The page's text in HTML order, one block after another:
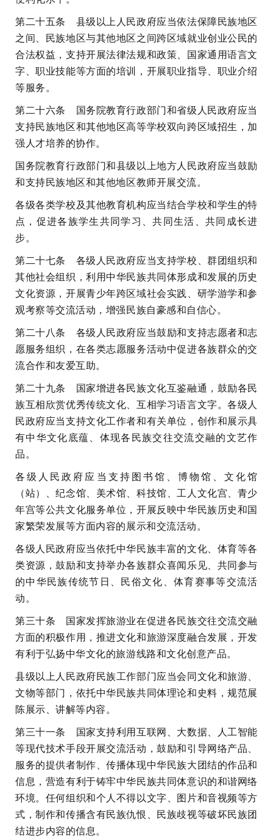
第二十五条 县级以上人民政府应当依法保障民族地区
之间、民族地区与其他地区之间跨区域就业创业公民的
合法权益，支持开展法律法规和政策、国家通用语言文
字、职业技能等方面的培训，开展职业指导、职业介绍
等服务。
第二十六条 国务院教育行政部门和省级人民政府应当
支持民族地区和其他地区高等学校双向跨区域招生，加
强人才培养的协作。
国务院教育行政部门和县级以上地方人民政府应当鼓励
和支持民族地区和其他地区教师开展交流。
各级各类学校及其他教育机构应当结合学校和学生的特
点，促进各族学生共同学习、共同生活、共同成长进
步。
第二十七条 各级人民政府应当支持学校、群团组织和
其他社会组织，利用中华民族共同体形成和发展的历史
文化资源，开展青少年跨区域社会实践、研学游学和参
观考察等交流活动，增强民族自豪感和自信心。
第二十八条 各级人民政府应当鼓励和支持志愿者和志
愿服务组织，在各类志愿服务活动中促进各族群众的交
流合作和友爱互助。
第二十九条 国家增进各民族文化互鉴融通，鼓励各民
族互相欣赏优秀传统文化、互相学习语言文字。各级人
民政府应当支持文化工作者和有关单位，创作和展示具
有中华文化底蕴、体现各民族交往交流交融的文艺作
品。
各级人民政府应当支持图书馆、博物馆、文化馆
（站）、纪念馆、美术馆、科技馆、工人文化宫、青少
年宫等公共文化服务单位，开展反映中华民族历史和国
家繁荣发展等方面内容的展示和交流活动。
各级人民政府应当依托中华民族丰富的文化、体育等各
类资源，鼓励和支持举办各族群众喜闻乐见、共同参与
的中华民族传统节日、民俗文化、体育赛事等交流活
动。
第三十条 国家发挥旅游业在促进各民族交往交流交融
方面的积极作用，推进文化和旅游深度融合发展，开发
有利于弘扬中华文化的旅游线路和文化创意产品。
县级以上人民政府民族工作部门应当会同文化和旅游、
文物等部门，依托中华民族共同体理论和史料，规范展
陈展示、讲解等内容。
第三十一条 国家支持利用互联网、大数据、人工智能
等现代技术手段开展交流活动，鼓励和引导网络产品、
服务的提供者制作、传播体现中华民族大团结的作品和
信息，营造有利于铸牢中华民族共同体意识的和谐网络
环境。任何组织和个人不得以文字、图片和音视频等方
式，制作和传播含有民族仇恨、民族歧视等破坏民族团
结进步内容的信息。